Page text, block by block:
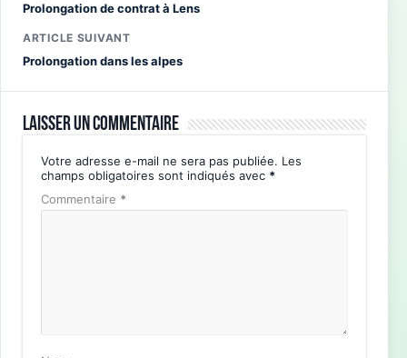
Prolongation de contrat à Lens
ARTICLE SUIVANT
Prolongation dans les alpes
Laisser un commentaire
Votre adresse e-mail ne sera pas publiée. Les
champs obligatoires sont indiqués avec *
Commentaire *